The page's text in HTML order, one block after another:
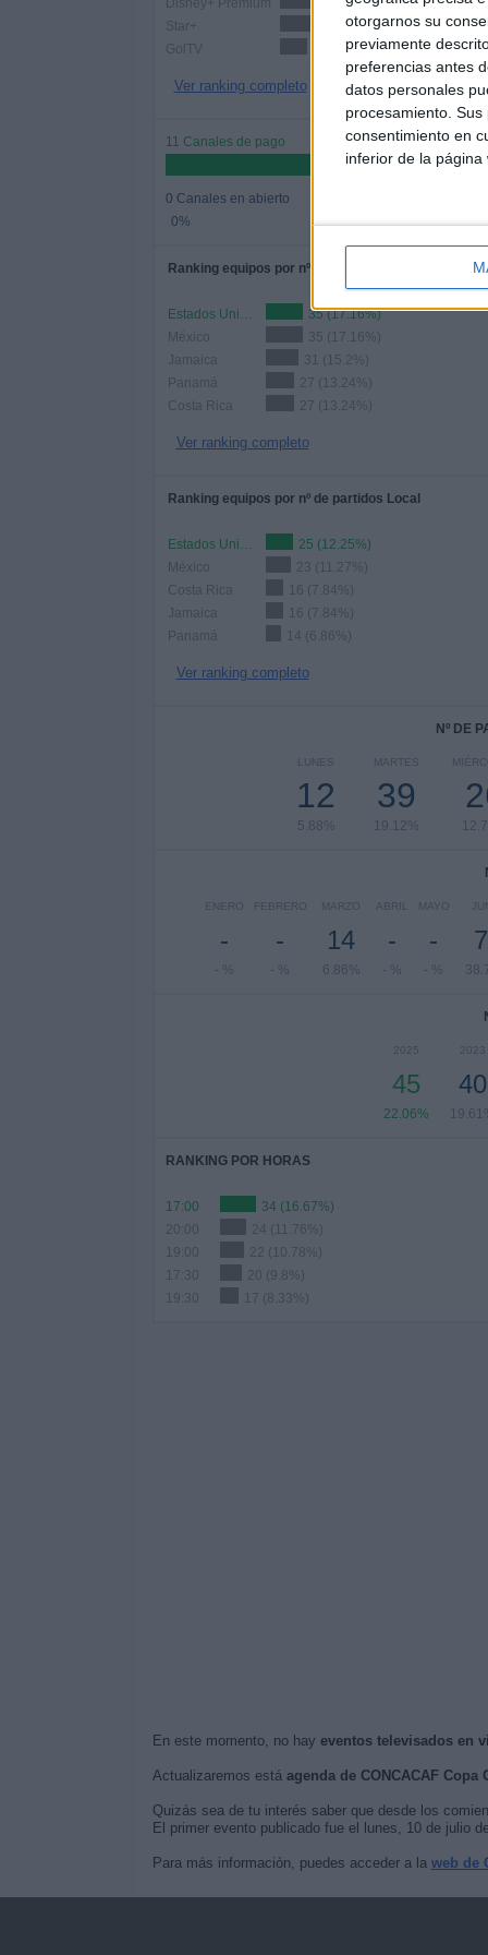
otorgarnos su
previamente
preferencias antes
datos personales
procesamiento.
consentimiento en
inferior de la página
Disney+ Premium
45 (22.06%)
Star+
40 (19.61%)
GolTV
26 (12.75%)
Ver ranking completo
11 Canales de pago
0 Canales en abierto
0%
Ranking equipos por nº de partidos
Estados Unidos
35 (17.16%)
México
35 (17.16%)
Jamaica
31 (15.2%)
Panamá
27 (13.24%)
Costa Rica
27 (13.24%)
Ver ranking completo
Ranking equipos por nº de partidos Local
Estados Unidos
25 (12.25%)
México
23 (11.27%)
Costa Rica
16 (7.84%)
Jamaica
16 (7.84%)
Panamá
14 (6.86%)
Ver ranking completo
Nº DE
LUNES
12
5.88%
MARTES
39
19.12%
ENERO
-
- %
FEBRERO
-
- %
MARZO
14
6.86%
ABRIL
-
- %
MAYO
-
- %
2025
45
22.06%
2023
40
RANKING POR HORAS
17:00
34 (16.67%)
20:00
24 (11.76%)
19:00
22 (10.78%)
17:30
20 (9.8%)
19:30
17 (8.33%)
En este momento, no hay eventos televisados en
Actualizaremos está agenda de CONCACAF Copa
Quizás sea de tu interés saber que desde los
El primer evento publicado fue el lunes, 10 de julio
Para más información, puedes acceder a la web de